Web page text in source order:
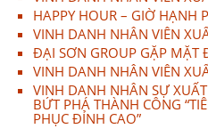
HAPPY HOUR – GIỜ HẠNH
VINH DANH NHÂN VIÊN
ĐẠI SƠN GROUP GẶP
VINH DANH NHÂN VIÊN
VINH DANH NHÂN SỰ
BỨT PHÁ THÀNH CÔNG
PHỤC ĐỈNH CAO”